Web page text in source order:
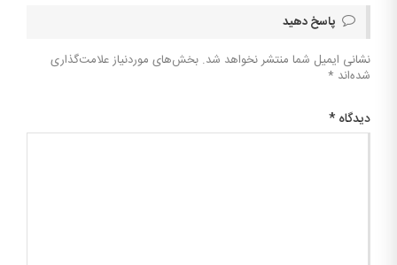
پاسخ دهید
نشانی ایمیل شما منتشر نخواهد شد. بخش‌های موردنیاز علامت‌گذاری
شده‌اند *
دیدگاه *